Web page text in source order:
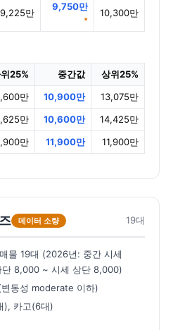
9,225만
9,750만
*
10,300만
25% 중간값
상위25%
만 10,900만
13,075만
만 10,600만
14,425만
만 11,900만 11,900만
데이터 소량 19대
물 19대 (2026년: 중간 시세
8,000 ~ 시세 상단 8,000)
동성 moderate 이하)
), 카고(6대)